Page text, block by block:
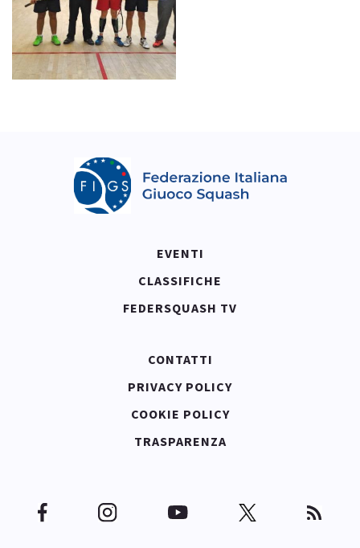
EVENTI
CLASSIFICHE
FEDERSQUASH TV
CONTATTI
PRIVACY POLICY
COOKIE POLICY
TRASPARENZA